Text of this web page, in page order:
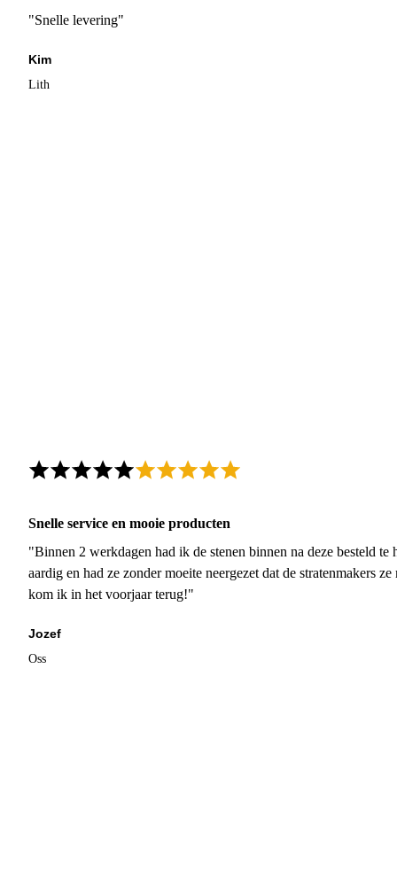
"Snelle levering"
Kim
Lith
Snelle service en mooie producten
"Binnen 2 werkdagen had ik de stenen binnen na deze besteld
aardig en had ze zonder moeite neergezet dat de stratenmakers
kom ik in het voorjaar terug!"
Jozef
Oss